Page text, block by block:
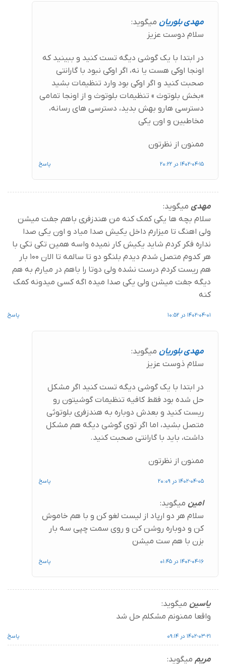
مهدی بلوریان میگوید:
سلام دوست عزیز
در ابتدا با یک گوشی دیگه تست کنید و ببینید که
اونجا اوکی هست یا نه، اگر اوکی نبود با گارانتی
صحبت کنید و اگر اوکی بود وارد تنظیمات بشید
»بخش بلوتوث » تنظیمات بلوتوث و از اونجا تمامی
دسترسی هارو بهش بدید، دسترسی های رسانه،
مخاطبین و اون یکی
ممنون از نظرتون
1402-04-15 در 20:22 پاسخ
مهدی میگوید:
سلام بچه ها یکی کمک کنه من هندزفری باهم جفت میشن
ولی اهنگ تا میزارم داخل یکیش صدا میاد و اون یکی صدا
نداره فکر کردم شاید یکیش کار نمیده واسه همین تکی تکی با
هر کدوم متصل شدم دیدم بلنگو دو تا سالمه تا الان 100 بار
هم ریست کردم درست نشده ولی دوتا را باهم در میارم به هم
دیگه جفت میشن ولی یکی صدا میده اگه کسی میدونه کمک
کنه
1402-04-01 در 10:52 پاسخ
مهدی بلوریان میگوید:
سلام ذوست عزیز
در ابتدا با یک گوشی دیگه تست کنید اگر مشکل
حل شده بود فقط کافیه تنظیمات گوشیتون رو
ریست کنید و بعدش دوباره به هندزفری بلوتوثی
متصل بشید، اما اگر توی گوشی دیگه هم مشکل
داشت، باید با گارانتی صحبت کنید.
ممنون از نظرتون
1402-04-05 در 20:09 پاسخ
امین میگوید:
سلام هر دو ارپاد از لیست لغو کن و با هم خاموش
کن و دوباره روشن کن و روی سمت چپی سه بار
بزن با هم ست میشن
1402-04-16 در 01:45 پاسخ
یاسین میگوید:
واقعا ممنونم مشکلم حل شد
1402-03-21 در 09:14 پاسخ
مریم میگوید: